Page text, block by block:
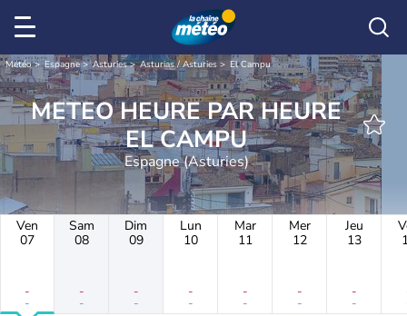
Météo Espagne Asturies Asturias / Asturies El Campu
METEO HEURE PAR HEURE
EL CAMPU
Espagne (Asturies)
Ven
07
-
-
Sam
08
-
-
Dim
09
-
-
Lun
10
-
-
Mar
11
-
-
Mer
12
-
-
Jeu
13
-
-